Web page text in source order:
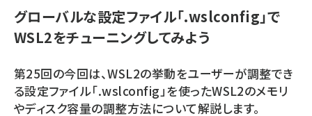
iot女子会 (2303)
北海道をのんびり旅する晴山佳須夫のヒント集！ (2068)
drupal (1980)
genai (1503)
グローバルな設定ファイル「.wslconfig」で
WSL2をチューニングしてみよう
第25回の今回は、WSL2の挙動をユーザーが調整でき
る設定ファイル「.wslconfig」を使ったWSL2のメモリ
やディスク容量の調整方法について解説します。